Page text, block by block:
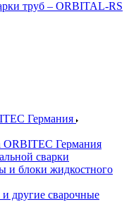
Германия
ORBITEC Германия
сварки
и блоки жидкостного
другие сварочные